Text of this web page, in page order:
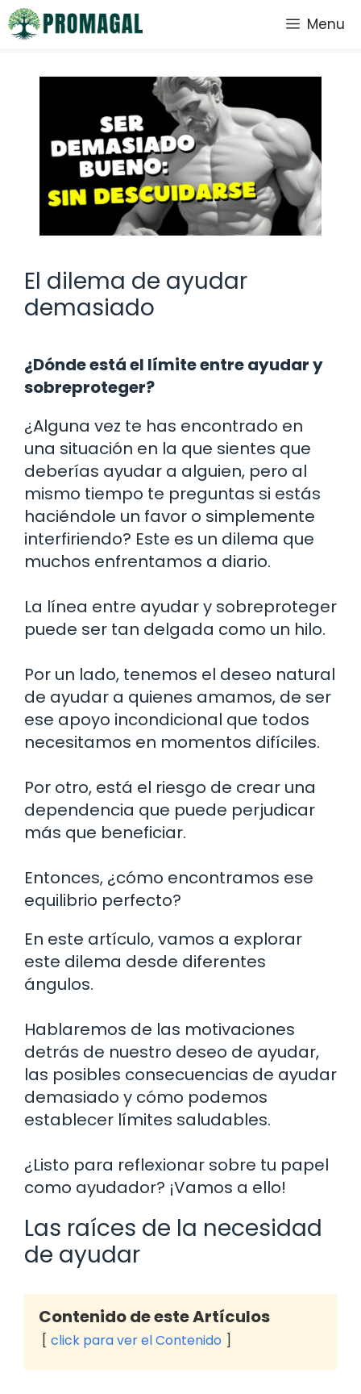
Saltar
al
Menu
El dilema de ayudar
demasiado
¿Dónde está el límite entre ayudar y
sobreproteger?
¿Alguna vez te has encontrado en
una situación en la que sientes que
deberías ayudar a alguien, pero al
mismo tiempo te preguntas si estás
haciéndole un favor o simplemente
interfiriendo? Este es un dilema que
muchos enfrentamos a diario.
La línea entre ayudar y sobreproteger
puede ser tan delgada como un hilo.
Por un lado, tenemos el deseo natural
de ayudar a quienes amamos, de ser
ese apoyo incondicional que todos
necesitamos en momentos difíciles.
Por otro, está el riesgo de crear una
dependencia que puede perjudicar
más que beneficiar.
Entonces, ¿cómo encontramos ese
equilibrio perfecto?
En este artículo, vamos a explorar
este dilema desde diferentes
ángulos.
Hablaremos de las motivaciones
detrás de nuestro deseo de ayudar,
las posibles consecuencias de ayudar
demasiado y cómo podemos
establecer límites saludables.
¿Listo para reflexionar sobre tu papel
como ayudador? ¡Vamos a ello!
Las raíces de la necesidad
de ayudar
Contenido de este Artículos
click para ver el Contenido